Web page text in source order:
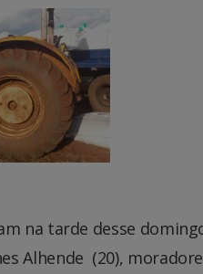
na tarde desse
Alhende (20),